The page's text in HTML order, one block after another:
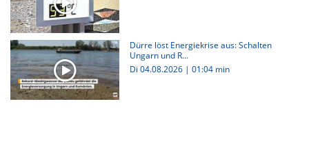
Dürre löst Energiekrise aus: Schalten
Ungarn und R...
Di 04.08.2026 | 01:04 min